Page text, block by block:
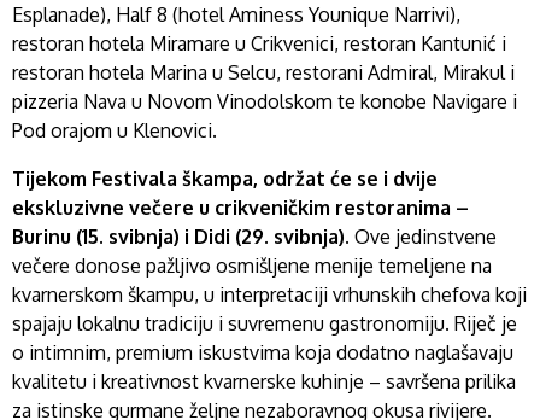
Esplanade), Half 8 (hotel Aminess Younique Narrivi),
restoran hotela Miramare u Crikvenici, restoran Kantunić i
restoran hotela Marina u Selcu, restorani Admiral, Mirakul i
pizzeria Nava u Novom Vinodolskom te konobe Navigare i
Pod orajom u Klenovici.
Tijekom Festivala škampa, održat će se i dvije
ekskluzivne večere u crikveničkim restoranima –
Burinu (15. svibnja) i Didi (29. svibnja). Ove jedinstvene
večere donose pažljivo osmišljene menije temeljene na
kvarnerskom škampu, u interpretaciji vrhunskih chefova koji
spajaju lokalnu tradiciju i suvremenu gastronomiju. Riječ je
o intimnim, premium iskustvima koja dodatno naglašavaju
kvalitetu i kreativnost kvarnerske kuhinje – savršena prilika
za istinske gurmane željne nezaboravnog okusa rivijere.